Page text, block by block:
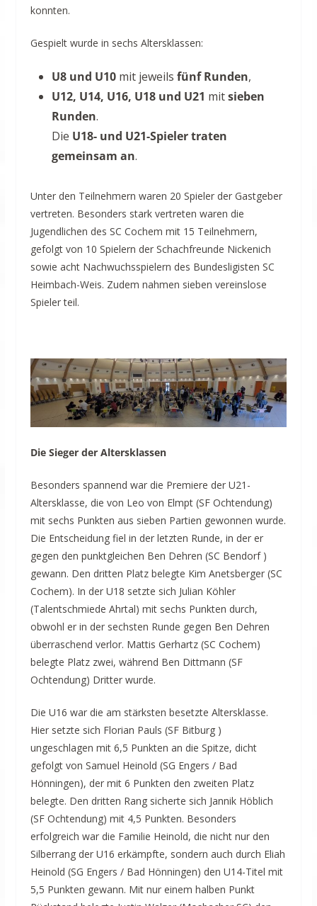
konnten.
Gespielt wurde in sechs Altersklassen:
U8 und U10mit jeweils fünf Runden,
U12, U14, U16, U18 und U21 mitsieben
Runden.
Die U18- und U21-Spieler traten
gemeinsam an.
Unter den Teilnehmern waren 20 Spieler der Gastgeber
vertreten. Besonders stark vertreten waren die
Jugendlichen des SC Cochem mit 15 Teilnehmern,
gefolgt von 10 Spielern der Schachfreunde Nickenich
sowie acht Nachwuchsspielern des Bundesligisten SC
Heimbach-Weis. Zudem nahmen sieben vereinslose
Spieler teil.
Die Sieger der Altersklassen
Besonders spannend war die Premiere der U21-
Altersklasse, die von Leo von Elmpt (SF Ochtendung)
mit sechs Punkten aus sieben Partien gewonnen wurde.
Die Entscheidung fiel in der letzten Runde, in der er
gegen den punktgleichen Ben Dehren (SC Bendorf )
gewann. Den dritten Platz belegte Kim Anetsberger (SC
Cochem). In der U18 setzte sich Julian Köhler
(Talentschmiede Ahrtal) mit sechs Punkten durch,
obwohl er in der sechsten Runde gegen Ben Dehren
überraschend verlor. Mattis Gerhartz (SC Cochem)
belegte Platz zwei, während Ben Dittmann (SF
Ochtendung) Dritter wurde.
Die U16 war die am stärksten besetzte Altersklasse.
Hier setzte sich Florian Pauls (SF Bitburg )
ungeschlagen mit 6,5 Punkten an die Spitze, dicht
gefolgt von Samuel Heinold (SG Engers / Bad
Hönningen), der mit 6 Punkten den zweiten Platz
belegte. Den dritten Rang sicherte sich Jannik Höblich
(SF Ochtendung) mit 4,5 Punkten. Besonders
erfolgreich war die Familie Heinold, die nicht nur den
Silberrang der U16 erkämpfte, sondern auch durch Eliah
Heinold (SG Engers / Bad Hönningen) den U14-Titel mit
5,5 Punkten gewann. Mit nur einem halben Punkt